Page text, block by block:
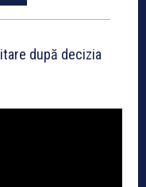
după decizia